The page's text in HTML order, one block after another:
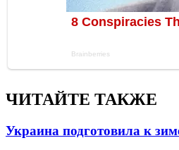
ЧИТАЙТЕ ТАКЖЕ
Украина подготовила к